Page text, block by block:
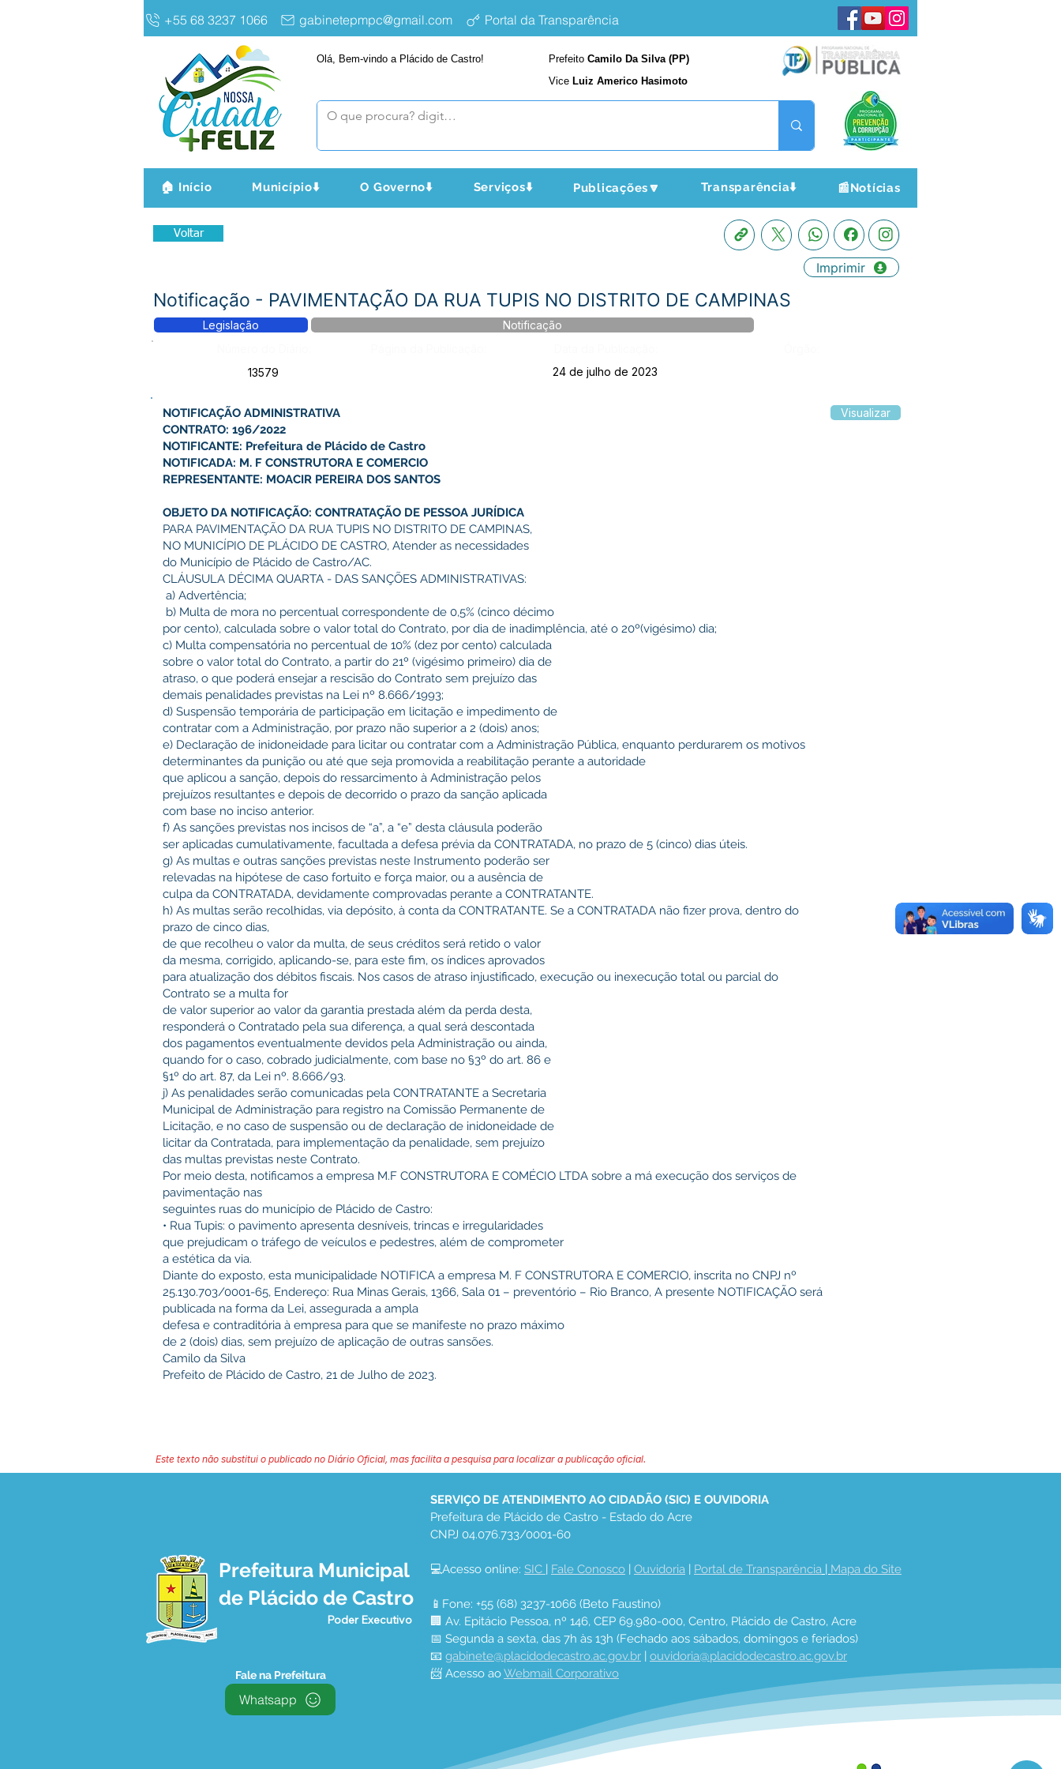
+55 68 3237 1066 gabinetepmpc@gmail.com Portal da Transparência
Olá, Bem-vindo a Plácido de Castro! Prefeito Camilo Da Silva (PP)
Vice Luiz Americo Hasimoto
🏠 Início Município⬇️ O Governo⬇️ Serviços⬇️ Publicações🔽 Transparência⬇️ 📰Notícias
Voltar
Imprimir
Notificação - PAVIMENTAÇÃO DA RUA TUPIS NO DISTRITO DE CAMPINAS
Legislação
Notificação
13579
24 de julho de 2023
NOTIFICAÇÃO ADMINISTRATIVA
CONTRATO: 196/2022
NOTIFICANTE: Prefeitura de Plácido de Castro
NOTIFICADA: M. F CONSTRUTORA E COMERCIO
REPRESENTANTE: MOACIR PEREIRA DOS SANTOS
OBJETO DA NOTIFICAÇÃO: CONTRATAÇÃO DE PESSOA JURÍDICA
PARA PAVIMENTAÇÃO DA RUA TUPIS NO DISTRITO DE CAMPINAS,
NO MUNICÍPIO DE PLÁCIDO DE CASTRO, Atender as necessidades
do Município de Plácido de Castro/AC.
CLÁUSULA DÉCIMA QUARTA - DAS SANÇÕES ADMINISTRATIVAS:
a) Advertência;
b) Multa de mora no percentual correspondente de 0,5% (cinco décimo
por cento), calculada sobre o valor total do Contrato, por dia de inadimplência, até o 20º(vigésimo) dia;
c) Multa compensatória no percentual de 10% (dez por cento) calculada
sobre o valor total do Contrato, a partir do 21º (vigésimo primeiro) dia de
atraso, o que poderá ensejar a rescisão do Contrato sem prejuízo das
demais penalidades previstas na Lei nº 8.666/1993;
d) Suspensão temporária de participação em licitação e impedimento de
contratar com a Administração, por prazo não superior a 2 (dois) anos;
e) Declaração de inidoneidade para licitar ou contratar com a Administração Pública, enquanto perdurarem os motivos
determinantes da punição ou até que seja promovida a reabilitação perante a autoridade
que aplicou a sanção, depois do ressarcimento à Administração pelos
prejuízos resultantes e depois de decorrido o prazo da sanção aplicada
com base no inciso anterior.
f) As sanções previstas nos incisos de “a”, a “e” desta cláusula poderão
ser aplicadas cumulativamente, facultada a defesa prévia da CONTRATADA, no prazo de 5 (cinco) dias úteis.
g) As multas e outras sanções previstas neste Instrumento poderão ser
relevadas na hipótese de caso fortuito e força maior, ou a ausência de
culpa da CONTRATADA, devidamente comprovadas perante a CONTRATANTE.
h) As multas serão recolhidas, via depósito, à conta da CONTRATANTE. Se a CONTRATADA não fizer prova, dentro do
prazo de cinco dias,
de que recolheu o valor da multa, de seus créditos será retido o valor
da mesma, corrigido, aplicando-se, para este fim, os índices aprovados
para atualização dos débitos fiscais. Nos casos de atraso injustificado, execução ou inexecução total ou parcial do
Contrato se a multa for
de valor superior ao valor da garantia prestada além da perda desta,
responderá o Contratado pela sua diferença, a qual será descontada
dos pagamentos eventualmente devidos pela Administração ou ainda,
quando for o caso, cobrado judicialmente, com base no §3º do art. 86 e
§1º do art. 87, da Lei nº. 8.666/93.
j) As penalidades serão comunicadas pela CONTRATANTE a Secretaria
Municipal de Administração para registro na Comissão Permanente de
Licitação, e no caso de suspensão ou de declaração de inidoneidade de
licitar da Contratada, para implementação da penalidade, sem prejuízo
das multas previstas neste Contrato.
Por meio desta, notificamos a empresa M.F CONSTRUTORA E COMÉCIO LTDA sobre a má execução dos serviços de
pavimentação nas
seguintes ruas do município de Plácido de Castro:
• Rua Tupis: o pavimento apresenta desníveis, trincas e irregularidades
que prejudicam o tráfego de veículos e pedestres, além de comprometer
a estética da via.
Diante do exposto, esta municipalidade NOTIFICA a empresa M. F CONSTRUTORA E COMERCIO, inscrita no CNPJ nº
25.130.703/0001-65, Endereço: Rua Minas Gerais, 1366, Sala 01 – preventório – Rio Branco, A presente NOTIFICAÇÃO será
publicada na forma da Lei, assegurada a ampla
defesa e contraditória à empresa para que se manifeste no prazo máximo
de 2 (dois) dias, sem prejuízo de aplicação de outras sansões.
Camilo da Silva
Prefeito de Plácido de Castro, 21 de Julho de 2023.
Visualizar
Este texto não substitui o publicado no Diário Oficial, mas facilita a pesquisa para localizar a publicação oficial.
Prefeitura Municipal
de Plácido de Castro
Poder Executivo
Fale na Prefeitura
Whatsapp
SERVIÇO DE ATENDIMENTO AO CIDADÃO (SIC) E OUVIDORIA
Prefeitura de Plácido de Castro - Estado do Acre
CNPJ 04.076.733/0001-60
💻Acesso online: SIC | Fale Conosco | Ouvidoria | Portal de Transparência | Mapa do Site
📱Fone: +55 (68) 3237-1066 (Beto Faustino)
🏢 Av. Epitácio Pessoa, nº 146, CEP 69.980-000, Centro, Plácido de Castro, Acre
📅 Segunda a sexta, das 7h às 13h (Fechado aos sábados, domingos e feriados)
📧 gabinete@placidodecastro.ac.gov.br | ouvidoria@placidodecastro.ac.gov.br
📨 Acesso ao Webmail Corporativo